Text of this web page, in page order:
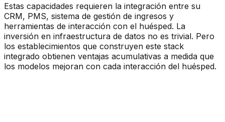
Estas capacidades requieren la integración entre su
CRM, PMS, sistema de gestión de ingresos y
herramientas de interacción con el huésped. La
inversión en infraestructura de datos no es trivial. Pero
los establecimientos que construyen este stack
integrado obtienen ventajas acumulativas a medida que
los modelos mejoran con cada interacción del huésped.